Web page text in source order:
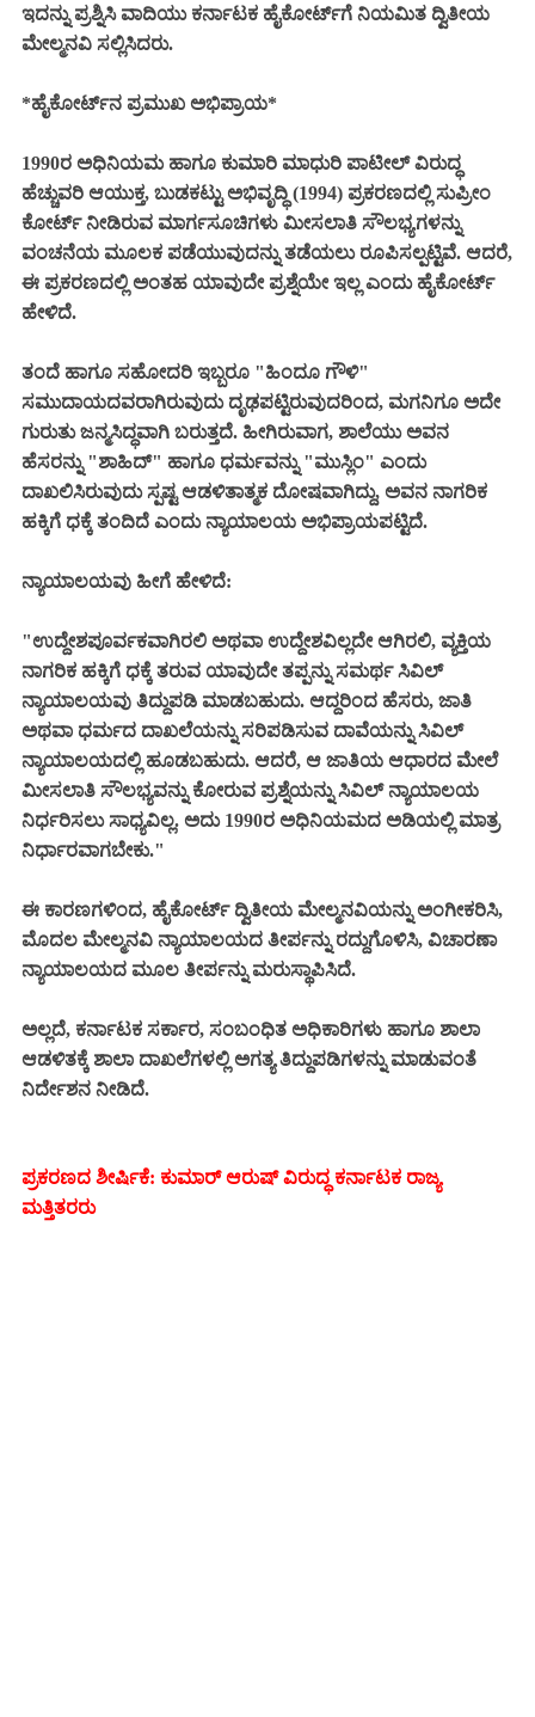
ಇದನ್ನು ಪ್ರಶ್ನಿಸಿ ವಾದಿಯು ಕರ್ನಾಟಕ ಹೈಕೋರ್ಟ್‌ಗೆ ನಿಯಮಿತ ದ್ವಿತೀಯ
ಮೇಲ್ಮನವಿ ಸಲ್ಲಿಸಿದರು.
*ಹೈಕೋರ್ಟ್‌ನ ಪ್ರಮುಖ ಅಭಿಪ್ರಾಯ*
1990ರ ಅಧಿನಿಯಮ ಹಾಗೂ ಕುಮಾರಿ ಮಾಧುರಿ ಪಾಟೀಲ್ ವಿರುದ್ಧ
ಹೆಚ್ಚುವರಿ ಆಯುಕ್ತ, ಬುಡಕಟ್ಟು ಅಭಿವೃದ್ಧಿ (1994) ಪ್ರಕರಣದಲ್ಲಿ ಸುಪ್ರೀಂ
ಕೋರ್ಟ್ ನೀಡಿರುವ ಮಾರ್ಗಸೂಚಿಗಳು ಮೀಸಲಾತಿ ಸೌಲಭ್ಯಗಳನ್ನು
ವಂಚನೆಯ ಮೂಲಕ ಪಡೆಯುವುದನ್ನು ತಡೆಯಲು ರೂಪಿಸಲ್ಪಟ್ಟಿವೆ. ಆದರೆ,
ಈ ಪ್ರಕರಣದಲ್ಲಿ ಅಂತಹ ಯಾವುದೇ ಪ್ರಶ್ನೆಯೇ ಇಲ್ಲ ಎಂದು ಹೈಕೋರ್ಟ್
ಹೇಳಿದೆ.
ತಂದೆ ಹಾಗೂ ಸಹೋದರಿ ಇಬ್ಬರೂ "ಹಿಂದೂ ಗೌಳಿ"
ಸಮುದಾಯದವರಾಗಿರುವುದು ದೃಢಪಟ್ಟಿರುವುದರಿಂದ, ಮಗನಿಗೂ ಅದೇ
ಗುರುತು ಜನ್ಮಸಿದ್ಧವಾಗಿ ಬರುತ್ತದೆ. ಹೀಗಿರುವಾಗ, ಶಾಲೆಯು ಅವನ
ಹೆಸರನ್ನು "ಶಾಹಿದ್" ಹಾಗೂ ಧರ್ಮವನ್ನು "ಮುಸ್ಲಿಂ" ಎಂದು
ದಾಖಲಿಸಿರುವುದು ಸ್ಪಷ್ಟ ಆಡಳಿತಾತ್ಮಕ ದೋಷವಾಗಿದ್ದು, ಅವನ ನಾಗರಿಕ
ಹಕ್ಕಿಗೆ ಧಕ್ಕೆ ತಂದಿದೆ ಎಂದು ನ್ಯಾಯಾಲಯ ಅಭಿಪ್ರಾಯಪಟ್ಟಿದೆ.
ನ್ಯಾಯಾಲಯವು ಹೀಗೆ ಹೇಳಿದೆ:
"ಉದ್ದೇಶಪೂರ್ವಕವಾಗಿರಲಿ ಅಥವಾ ಉದ್ದೇಶವಿಲ್ಲದೇ ಆಗಿರಲಿ, ವ್ಯಕ್ತಿಯ
ನಾಗರಿಕ ಹಕ್ಕಿಗೆ ಧಕ್ಕೆ ತರುವ ಯಾವುದೇ ತಪ್ಪನ್ನು ಸಮರ್ಥ ಸಿವಿಲ್
ನ್ಯಾಯಾಲಯವು ತಿದ್ದುಪಡಿ ಮಾಡಬಹುದು. ಆದ್ದರಿಂದ ಹೆಸರು, ಜಾತಿ
ಅಥವಾ ಧರ್ಮದ ದಾಖಲೆಯನ್ನು ಸರಿಪಡಿಸುವ ದಾವೆಯನ್ನು ಸಿವಿಲ್
ನ್ಯಾಯಾಲಯದಲ್ಲಿ ಹೂಡಬಹುದು. ಆದರೆ, ಆ ಜಾತಿಯ ಆಧಾರದ ಮೇಲೆ
ಮೀಸಲಾತಿ ಸೌಲಭ್ಯವನ್ನು ಕೋರುವ ಪ್ರಶ್ನೆಯನ್ನು ಸಿವಿಲ್ ನ್ಯಾಯಾಲಯ
ನಿರ್ಧರಿಸಲು ಸಾಧ್ಯವಿಲ್ಲ. ಅದು 1990ರ ಅಧಿನಿಯಮದ ಅಡಿಯಲ್ಲಿ ಮಾತ್ರ
ನಿರ್ಧಾರವಾಗಬೇಕು."
ಈ ಕಾರಣಗಳಿಂದ, ಹೈಕೋರ್ಟ್ ದ್ವಿತೀಯ ಮೇಲ್ಮನವಿಯನ್ನು ಅಂಗೀಕರಿಸಿ,
ಮೊದಲ ಮೇಲ್ಮನವಿ ನ್ಯಾಯಾಲಯದ ತೀರ್ಪನ್ನು ರದ್ದುಗೊಳಿಸಿ, ವಿಚಾರಣಾ
ನ್ಯಾಯಾಲಯದ ಮೂಲ ತೀರ್ಪನ್ನು ಮರುಸ್ಥಾಪಿಸಿದೆ.
ಅಲ್ಲದೆ, ಕರ್ನಾಟಕ ಸರ್ಕಾರ, ಸಂಬಂಧಿತ ಅಧಿಕಾರಿಗಳು ಹಾಗೂ ಶಾಲಾ
ಆಡಳಿತಕ್ಕೆ ಶಾಲಾ ದಾಖಲೆಗಳಲ್ಲಿ ಅಗತ್ಯ ತಿದ್ದುಪಡಿಗಳನ್ನು ಮಾಡುವಂತೆ
ನಿರ್ದೇಶನ ನೀಡಿದೆ.
ಪ್ರಕರಣದ ಶೀರ್ಷಿಕೆ: ಕುಮಾರ್ ಆರುಷ್ ವಿರುದ್ಧ ಕರ್ನಾಟಕ ರಾಜ್ಯ
ಮತ್ತಿತರರು